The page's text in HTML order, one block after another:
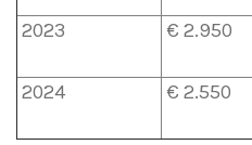
2023 € 2.950
2024 € 2.550